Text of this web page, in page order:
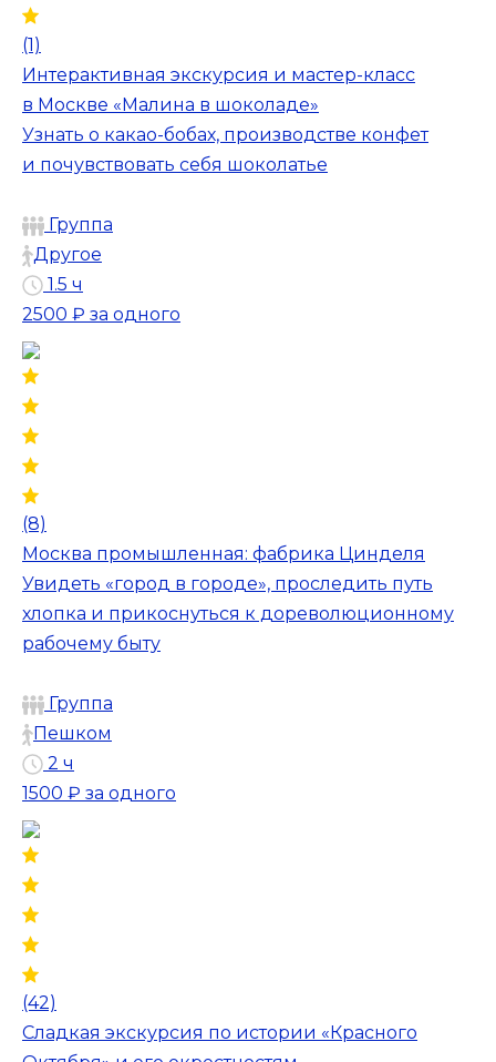
(1)
Интерактивная экскурсия и мастер-класс
в Москве «Малина в шоколаде»
Узнать о какао-бобах, производстве конфет
и почувствовать себя шоколатье
Группа
Другое
1.5 ч
2500 ₽ за одного
(8)
Москва промышленная: фабрика Цинделя
Увидеть «город в городе», проследить путь
хлопка и прикоснуться к дореволюционному
рабочему быту
Группа
Пешком
2 ч
1500 ₽ за одного
(42)
Сладкая экскурсия по истории «Красного